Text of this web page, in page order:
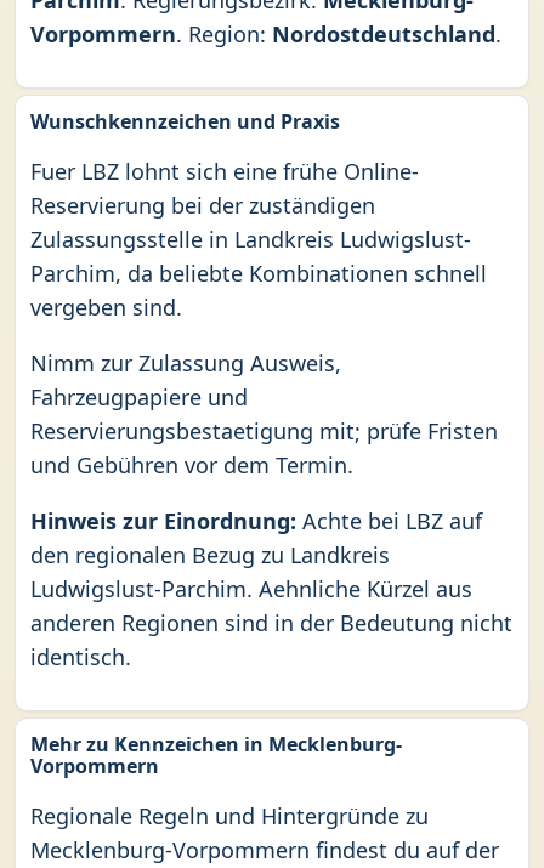
Vorpommern. Region: Nordostdeutschland.
Wunschkennzeichen und Praxis
Fuer LBZ lohnt sich eine frühe Online-
Reservierung bei der zuständigen
Zulassungsstelle in Landkreis Ludwigslust-
Parchim, da beliebte Kombinationen schnell
vergeben sind.
Nimm zur Zulassung Ausweis,
Fahrzeugpapiere und
Reservierungsbestaetigung mit; prüfe Fristen
und Gebühren vor dem Termin.
Hinweis zur Einordnung: Achte bei LBZ auf
den regionalen Bezug zu Landkreis
Ludwigslust-Parchim. Aehnliche Kürzel aus
anderen Regionen sind in der Bedeutung nicht
identisch.
Mehr zu Kennzeichen in Mecklenburg-
Vorpommern
Regionale Regeln und Hintergründe zu
Mecklenburg-Vorpommern findest du auf der